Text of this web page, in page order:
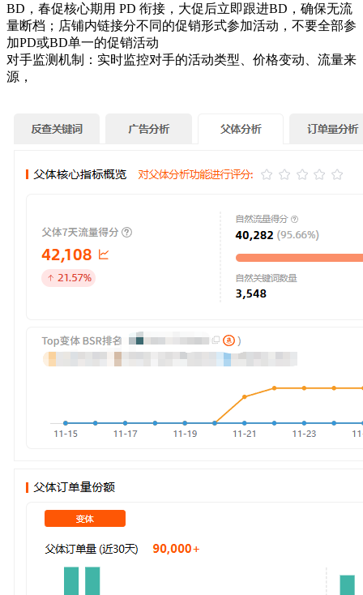
BD，春促核心期用 PD 衔接，大促后立即跟进BD，确保无流
量断档；店铺内链接分不同的促销形式参加活动，不要全部参
加PD或BD单一的促销活动
对手监测机制：实时监控对手的活动类型、价格变动、流量来
源，